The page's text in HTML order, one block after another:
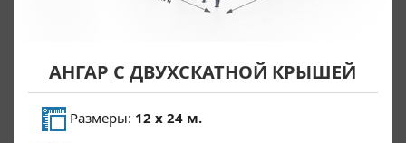
АНГАР С ДВУХСКАТНОЙ КРЫШЕЙ
Размеры: 12 х 24 м.